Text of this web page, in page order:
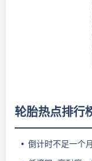
轮胎热点排行
倒计时不足一个